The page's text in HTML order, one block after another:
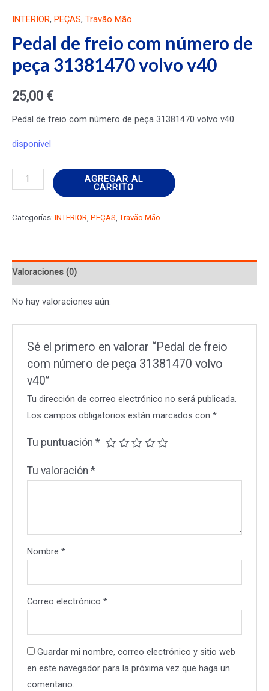
INTERIOR, PEÇAS, Travão Mão
Pedal de freio com número de
peça 31381470 volvo v40
25,00 €
Pedal de freio com número de peça 31381470 volvo v40
disponivel
Pedal
de
freio
peça
volvo
AGREGAR AL
CARRITO
Categorías: INTERIOR PEÇAS ,Travão Mão
Valoraciones (0)
No hay valoraciones aún.
Sé el primero en valorar “Pedal de freio
com número de peça 31381470 volvo
v40”
Tu dirección de correo electrónico no será publicada.
Los campos obligatorios están marcados con*
Tu puntuación*
Tu valoración*
Nombre*
Correo electrónico*
Guardar mi nombre, correo electrónico y sitio web
en este navegador para la próxima vez que haga un
comentario.